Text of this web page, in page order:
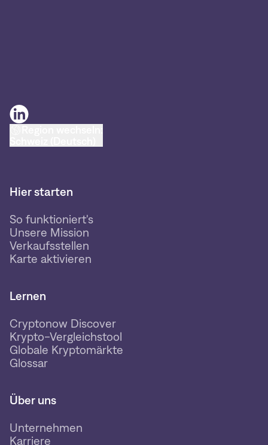
Hier starten
So funktioniert's
Unsere Mission
Verkaufsstellen
Karte aktivieren
Lernen
Cryptonow Discover
Krypto-Vergleichstool
Globale Kryptomärkte
Glossar
Über uns
Unternehmen
Karriere